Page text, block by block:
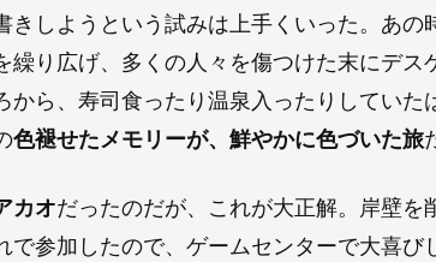
きしようという試みは上手くいった。あの
繰り広げ、多くの人々を傷つけた末にデス
から、寿司食ったり温泉入ったりしていた
色褪せたメモリーが、鮮やかに色づいた旅
カオだったのだが、これが大正解。岸壁を
で参加したので、ゲームセンターで大喜び